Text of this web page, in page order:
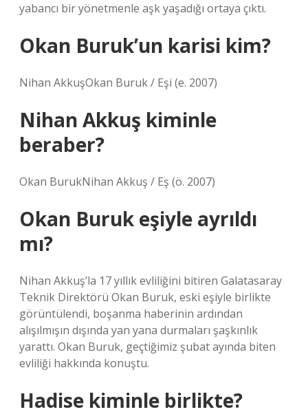
yabancı bir yönetmenle aşk yaşadığı ortaya çıktı.
Okan Buruk’un karisi kim?
Nihan AkkuşOkan Buruk / Eşi (e. 2007)
Nihan Akkuş kiminle
beraber?
Okan BurukNihan Akkuş / Eş (ö. 2007)
Okan Buruk eşiyle ayrıldı
mı?
Nihan Akkuş’la 17 yıllık evliliğini bitiren Galatasaray
Teknik Direktörü Okan Buruk, eski eşiyle birlikte
görüntülendi, boşanma haberinin ardından
alışılmışın dışında yan yana durmaları şaşkınlık
yarattı. Okan Buruk, geçtiğimiz şubat ayında biten
evliliği hakkında konuştu.
Hadise kiminle birlikte?